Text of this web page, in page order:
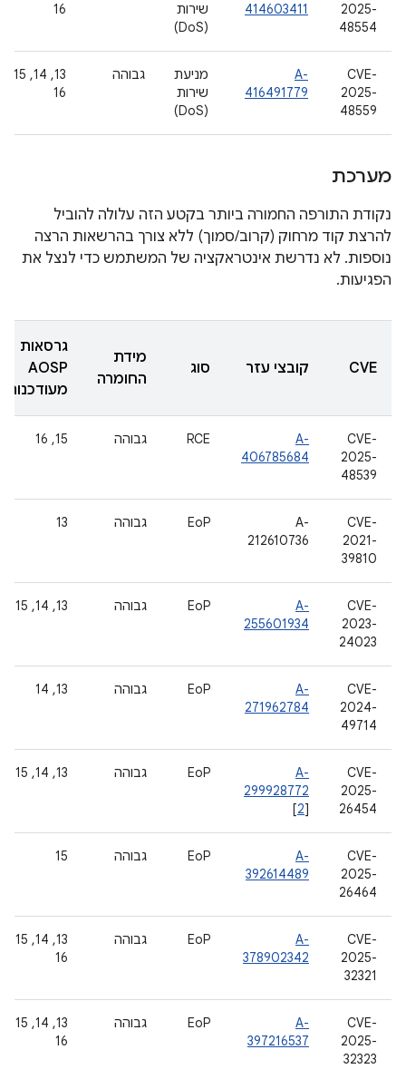
2025-
48554
414603411
שירות
(DoS)
16
CVE-
2025-
48559
A-
416491779
מניעת
שירות
(DoS)
גבוהה
16
מערכת
נקודת התורפה החמורה ביותר בקטע הזה עלולה להוביל
להרצת קוד מרחוק (קרוב/סמוך) ללא צורך בהרשאות הרצה
נוספות. לא נדרשת אינטראקציה של המשתמש כדי לנצל את
הפגיעות.
CVE קובצי עזר סוג
מידת
החומרה
גרסאות
AOSP
מעודכנות
CVE-
2025-
48539
A-
406785684
RCE גבוהה ‫15, 16
CVE-
2021-
39810
A-
212610736
EoP גבוהה 13
CVE-
2023-
24023
A-
255601934
EoP גבוהה ‫13, 14, 15
CVE-
2024-
49714
A-
271962784
EoP גבוהה ‫13, 14
CVE-
2025-
26454
A-
299928772
[2]
EoP גבוהה ‫13, 14, 15
CVE-
2025-
26464
A-
392614489
EoP גבוהה 15
CVE-
2025-
32321
A-
378902342
EoP גבוהה
16
CVE-
2025-
32323
A-
397216537
EoP גבוהה
16